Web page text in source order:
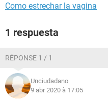
Como estrechar la vagina
1 respuesta
RÉPONSE 1 / 1
Unciudadano
9 abr 2020 à 17:05